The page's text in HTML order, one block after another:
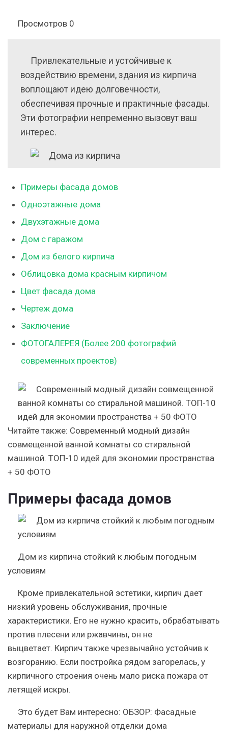
Просмотров 0
Привлекательные и устойчивые к
воздействию времени, здания из кирпича
воплощают идею долговечности,
обеспечивая прочные и практичные фасады.
Эти фотографии непременно вызовут ваш
интерес.
Примеры фасада домов
Одноэтажные дома
Двухэтажные дома
Дом с гаражом
Дом из белого кирпича
Облицовка дома красным кирпичом
Цвет фасада дома
Чертеж дома
Заключение
ФОТОГАЛЕРЕЯ (Более 200 фотографий
современных проектов)
Читайте также: Современный модный дизайн
совмещенной ванной комнаты со стиральной
машиной. ТОП-10 идей для экономии пространства
+ 50 ФОТО
Примеры фасада домов
Дом из кирпича стойкий к любым погодным
условиям
Кроме привлекательной эстетики, кирпич дает
низкий уровень обслуживания, прочные
характеристики. Его не нужно красить, обрабатывать
против плесени или ржавчины, он не
выцветает. Кирпич также чрезвычайно устойчив к
возгоранию. Если постройка рядом загорелась, у
кирпичного строения очень мало риска пожара от
летящей искры.
Это будет Вам интересно: ОБЗОР: Фасадные
материалы для наружной отделки дома